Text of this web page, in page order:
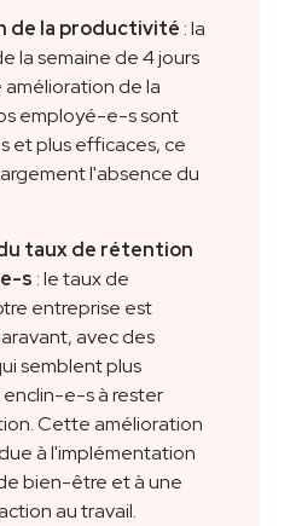
de la productivité : la
la semaine de 4 jours
de la
employé-e-s sont
et plus efficaces, ce
l'absence du
taux de rétention
s : le taux de
entreprise est
avec des
semblent plus
e-s à rester
Cette amélioration
à l'implémentation
bien-être et à une
au travail.